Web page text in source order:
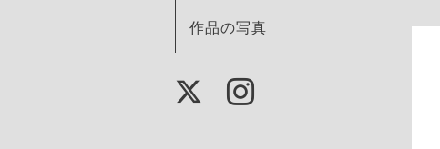
作品の写真